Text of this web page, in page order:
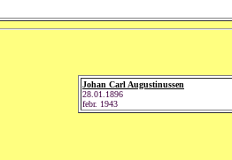
Johan Carl Augustinussen
28.01.1896
febr. 1943